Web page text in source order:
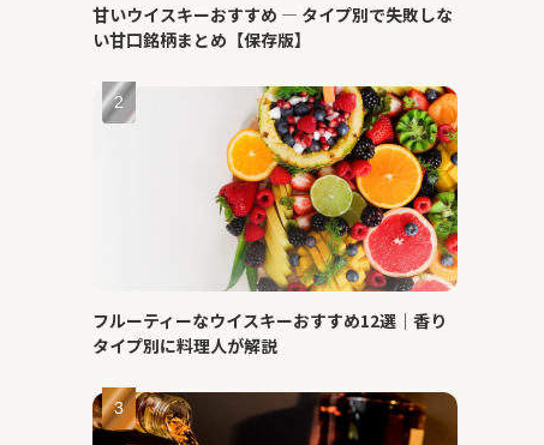
甘いウイスキーおすすめ ― タイプ別で失敗しな
い甘口銘柄まとめ【保存版】
フルーティーなウイスキーおすすめ12選｜香り
タイプ別に料理人が解説